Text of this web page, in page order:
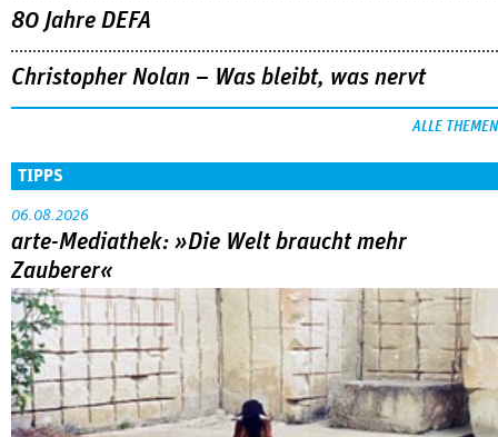
80 Jahre DEFA
Christopher Nolan – Was bleibt, was nervt
ALLE THEMEN
TIPPS
06.08.2026
arte-Mediathek: »Die Welt braucht mehr
Zauberer«